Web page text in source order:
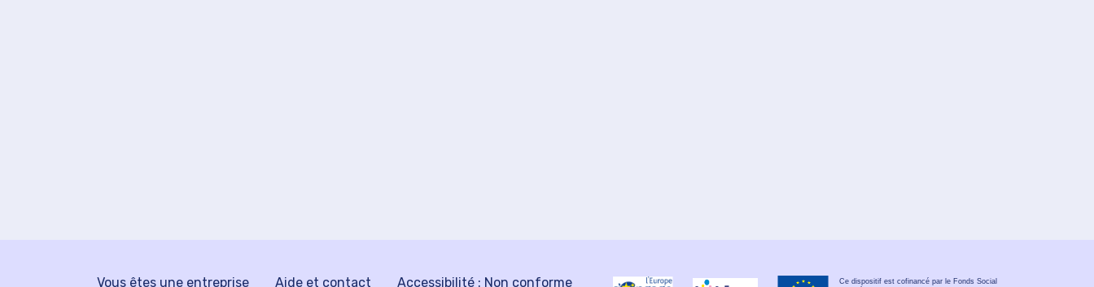
Vous êtes une entreprise Aide et contact Accessibilité : Non conforme
Ce dispositif est cofinancé par le Fonds Social